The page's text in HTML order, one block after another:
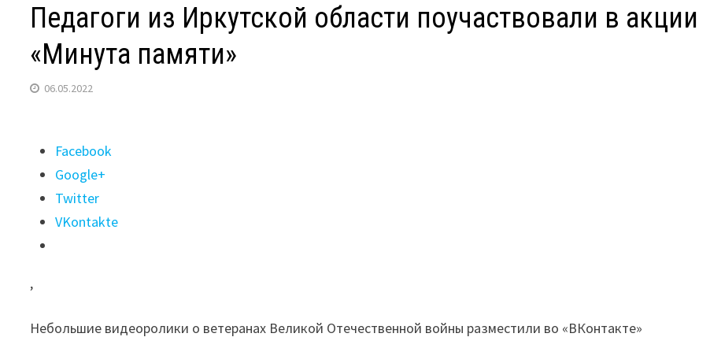
Педагоги из Иркутской области поучаствовали в акции
«Минута памяти»
06.05.2022
Поделиться
"Педагоги
из
Иркутской
области
в
«Минута
Facebook
Google+
Twitter
VKontakte
,
Небольшие видеоролики о ветеранах Великой Отечественной войны разместили во «ВКонтакте»